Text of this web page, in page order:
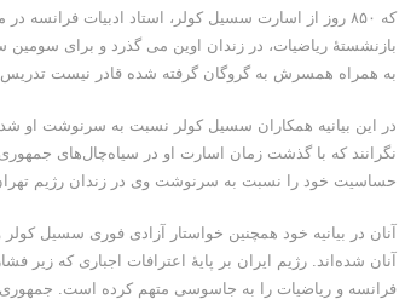
که ۸۵٠ روز از اسارت سسیل کولر، استاد ادبیات
بازنشستۀ ریاضیات، در زندان اوین می گذرد و برای
به همراه همسرش به گروگان گرفته شده قادر نیست تدریس
در این بیانیه همکاران سسیل کولر نسبت به سرنوشت او
نگرانند که با گذشت زمان اسارت او در سیاه‌چال‌های
حساسیت خود را نسبت به سرنوشت وی در زندان رژیم
آنان در بیانیه خود همچنین خواستار آزادی فوری سسیل
آنان شده‌اند. رژیم ایران بر پایۀ اعترافات اجباری که زیر
فرانسه و ریاضیات را به جاسوسی متهم کرده است. جمهوری